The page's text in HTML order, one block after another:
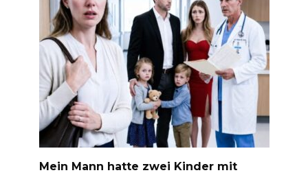
Mein Mann hatte zwei Kinder mit